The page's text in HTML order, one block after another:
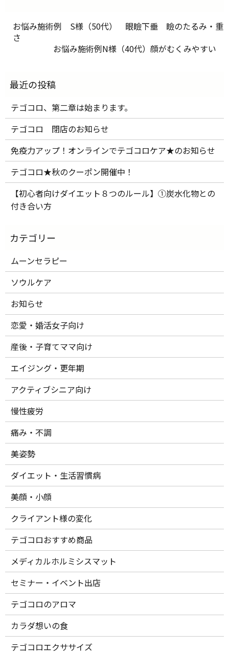
お悩み施術例 S様（50代） 眼瞼下垂 瞼のたるみ・重
さ
お悩み施術例N様（40代）顔がむくみやすい
テゴコロ、第二章は始まります。
テゴコロ 閉店のお知らせ
免疫力アップ！オンラインでテゴコロケア★のお知らせ
テゴコロ★秋のクーポン開催中！
【初心者向けダイエット８つのルール】①炭水化物との
付き合い方
ムーンセラピー
ソウルケア
お知らせ
恋愛・婚活女子向け
産後・子育てママ向け
エイジング・更年期
アクティブシニア向け
慢性疲労
痛み・不調
美姿勢
ダイエット・生活習慣病
美顔・小顔
クライアント様の変化
テゴコロおすすめ商品
メディカルホルミシスマット
セミナー・イベント出店
テゴコロのアロマ
カラダ想いの食
テゴコロエクササイズ